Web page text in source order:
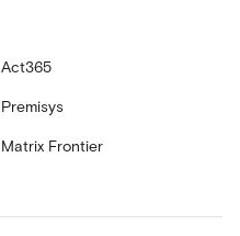
Act365
Premisys
Matrix Frontier